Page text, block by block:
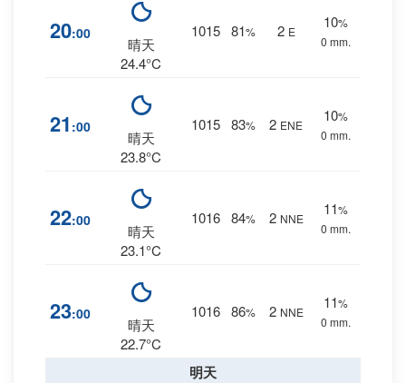
20:00
晴天
24.4°C
1015 81% 2 E
10%
0 mm.
21 :00
晴天
23.8°C
1015 83% 2 ENE
10%
0 mm.
22:00
晴天
23.1°C
1016 84% 2 NNE
11%
0 mm.
23:00
晴天
22.7°C
1016 86% 2 NNE
11%
0 mm.
明天